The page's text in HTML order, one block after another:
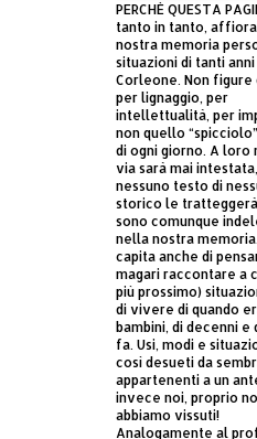
PERCHÈ QUESTA
tanto in tanto,
nostra memoria
situazioni di tanti
Corleone. Non figure
per lignaggio, per
intellettualità, per
non quello
di ogni giorno. A loro
via sarà mai intestata,
nessuno testo di
storico le
sono comunque
nella nostra
capita anche di
magari raccontare a
più prossimo)
di vivere di quando
bambini, di decenni e
fa. Usi, modi e
così desueti da
appartenenti a un
invece noi, proprio
abbiamo vissuti!
Analogamente al